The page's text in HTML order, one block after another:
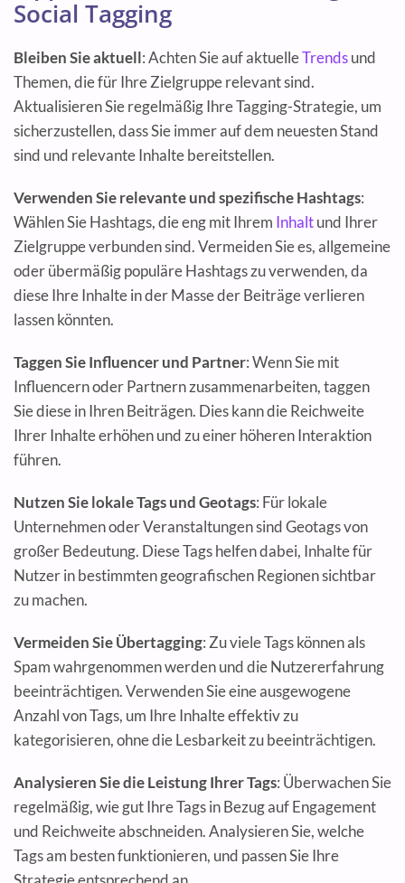
Social Tagging
Bleiben Sie aktuell: Achten Sie auf aktuelleTrendsund
Themen, die für Ihre Zielgruppe relevant sind.
Aktualisieren Sie regelmäßig Ihre Tagging-Strategie, um
sicherzustellen, dass Sie immer auf dem neuesten Stand
sind und relevante Inhalte bereitstellen.
Verwenden Sie relevante und spezifische Hashtags:
Wählen Sie Hashtags, die eng mit Ihrem Inhaltund Ihrer
Zielgruppe verbunden sind. Vermeiden Sie es, allgemeine
oder übermäßig populäre Hashtags zu verwenden, da
diese Ihre Inhalte in der Masse der Beiträge verlieren
lassen könnten.
Taggen Sie Influencer und Partner: Wenn Sie mit
Influencern oder Partnern zusammenarbeiten, taggen
Sie diese in Ihren Beiträgen. Dies kann die Reichweite
Ihrer Inhalte erhöhen und zu einer höheren Interaktion
führen.
Nutzen Sie lokale Tags und Geotags: Für lokale
Unternehmen oder Veranstaltungen sind Geotags von
großer Bedeutung. Diese Tags helfen dabei, Inhalte für
Nutzer in bestimmten geografischen Regionen sichtbar
zu machen.
Vermeiden Sie Übertagging: Zu viele Tags können als
Spam wahrgenommen werden und die Nutzererfahrung
beeinträchtigen. Verwenden Sie eine ausgewogene
Anzahl von Tags, um Ihre Inhalte effektiv zu
kategorisieren, ohne die Lesbarkeit zu beeinträchtigen.
Analysieren Sie die Leistung Ihrer Tags: Überwachen Sie
regelmäßig, wie gut Ihre Tags in Bezug auf Engagement
und Reichweite abschneiden. Analysieren Sie, welche
Tags am besten funktionieren, und passen Sie Ihre